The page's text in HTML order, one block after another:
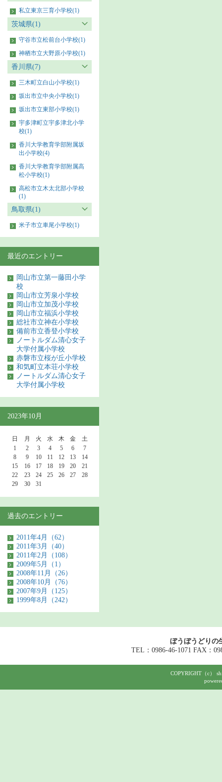
私立東京三育小学校(1)
茨城県(1)
守谷市立松前台小学校(1)
神栖市立大野原小学校(1)
香川県(7)
三木町立白山小学校(1)
坂出市立中央小学校(1)
坂出市立東部小学校(1)
宇多津町立宇多津北小学
校(1)
香川大学教育学部附属坂
出小学校(4)
香川大学教育学部附属高
松小学校(1)
高松市立木太北部小学校
(1)
鳥取県(1)
米子市立車尾小学校(1)
最近のエントリー
岡山市立第一藤田小学
校
岡山市立芳泉小学校
岡山市立加茂小学校
岡山市立福浜小学校
総社市立神在小学校
備前市立香登小学校
ノートルダム清心女子
大学付属小学校
赤磐市立桜が丘小学校
和気町立本荘小学校
ノートルダム清心女子
大学付属小学校
2023年10月
日 月 火 水 木 金
土
1
2 3 4 5 6
7
8
9 10 11 12 13
14
15
16 17 18 19 20
21
22
23 24 25 26 27
28
29
30 31
過去のエントリー
2011年4月（62）
2011年3月（40）
2011年2月（108）
2009年5月（1）
2008年11月（26）
2008年10月（76）
2007年9月（125）
1999年8月（242）
ぼうぼうどりの
TEL：0986-46-1071 FAX：
COPYRIGHT（c）